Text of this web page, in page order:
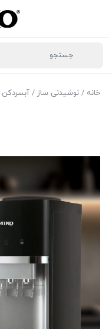
خانه / نوشیدنی ساز / آبسردکن